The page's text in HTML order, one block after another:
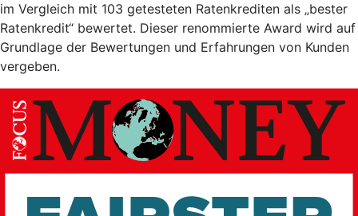
im Vergleich mit 103 getesteten Ratenkrediten als „bester
Ratenkredit“ bewertet. Dieser renommierte Award wird auf
Grundlage der Bewertungen und Erfahrungen von Kunden
vergeben.